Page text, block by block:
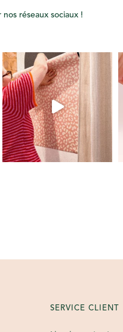
réseaux sociaux !
SERVICE CLIENT